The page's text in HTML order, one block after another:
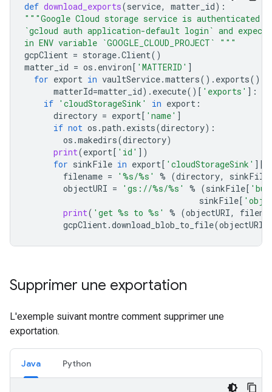
def download_exports(service, matter_id):
"""Google Cloud storage service is authenticated
`gcloud auth application-default login` and
in ENV variable `GOOGLE_CLOUD_PROJECT` """
gcpClient = storage.Client()
matter_id = os . environ[ 'MATTERID' ]
for export in vaultService.matters() . exports()
matterId=matter_id) . execute()[ 'exports' ]:
if 'cloudStorageSink' in export :
directory = export[ 'name' ]
if not os .path . exists(directory):
os .makedirs(directory)
print(export[ 'id' ])
for sinkFile in export[ 'cloudStorageSink' ][
filename = ' %s/%s ' % (directory, sinkFile
objectURI = 'gs://%s/%s ' % (sinkFile[
sinkFile[
print( 'get %s to %s ' % (objectURI,
gcpClient.download_blob_to_file(objectURI
Supprimer une exportation
L'exemple suivant montre comment supprimer une
exportation.
Java Python